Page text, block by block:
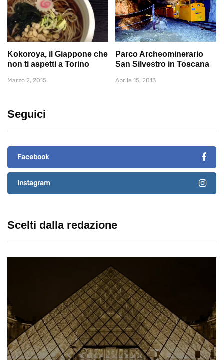
Kokoroya, il Giappone che
non ti aspetti a Torino
Marzo 2, 2015
Parco Archeominerario
San Silvestro in Toscana
Aprile 15, 2013
Seguici
Facebook
Instagram
Scelti dalla redazione